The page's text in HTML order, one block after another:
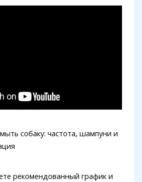
рекомендованный график и